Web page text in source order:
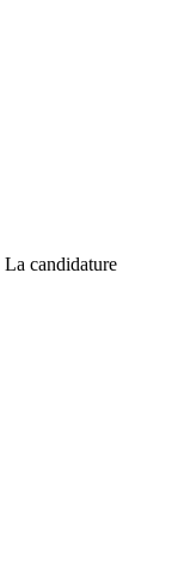
La candidature